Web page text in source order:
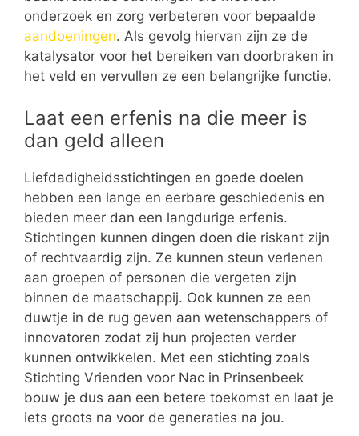
onderzoek en zorg verbeteren voor bepaalde
aandoeningen. Als gevolg hiervan zijn ze de
katalysator voor het bereiken van doorbraken in
het veld en vervullen ze een belangrijke functie.
Laat een erfenis na die meer is
dan geld alleen
Liefdadigheidsstichtingen en goede doelen
hebben een lange en eerbare geschiedenis en
bieden meer dan een langdurige erfenis.
Stichtingen kunnen dingen doen die riskant zijn
of rechtvaardig zijn. Ze kunnen steun verlenen
aan groepen of personen die vergeten zijn
binnen de maatschappij. Ook kunnen ze een
duwtje in de rug geven aan wetenschappers of
innovatoren zodat zij hun projecten verder
kunnen ontwikkelen. Met een stichting zoals
Stichting Vrienden voor Nac in Prinsenbeek
bouw je dus aan een betere toekomst en laat je
iets groots na voor de generaties na jou.